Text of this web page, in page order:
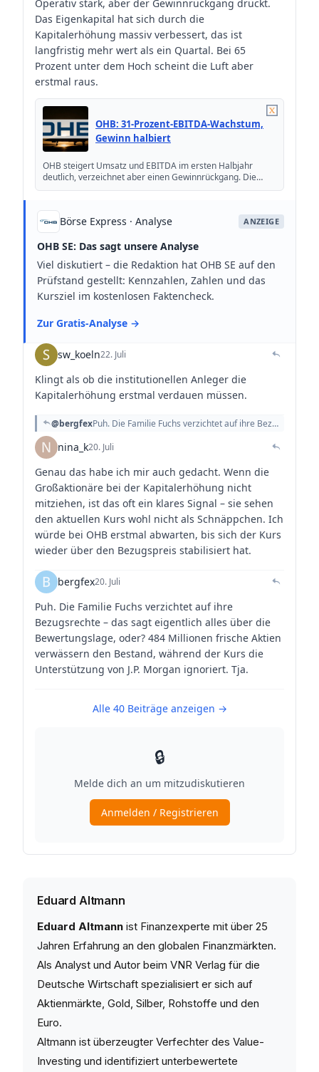
Eduard Altmann
Eduard Altmann ist Finanzexperte mit über 25
Jahren Erfahrung an den globalen Finanzmärkten.
Als Analyst und Autor beim VNR Verlag für die
Deutsche Wirtschaft spezialisiert er sich auf
Aktienmärkte, Gold, Silber, Rohstoffe und den
Euro.
Altmann ist überzeugter Verfechter des Value-
Investing und identifiziert unterbewertete